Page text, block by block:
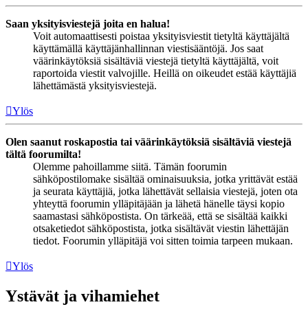
Saan yksityisviestejä joita en halua!
Voit automaattisesti poistaa yksityisviestit tietyltä käyttäjältä
käyttämällä käyttäjänhallinnan viestisääntöjä. Jos saat
väärinkäytöksiä sisältäviä viestejä tietyltä käyttäjältä, voit
raportoida viestit valvojille. Heillä on oikeudet estää käyttäjiä
lähettämästä yksityisviestejä.
Ylös
Olen saanut roskapostia tai väärinkäytöksiä sisältäviä viestejä
tältä foorumilta!
Olemme pahoillamme siitä. Tämän foorumin
sähköpostilomake sisältää ominaisuuksia, jotka yrittävät estää
ja seurata käyttäjiä, jotka lähettävät sellaisia viestejä, joten ota
yhteyttä foorumin ylläpitäjään ja lähetä hänelle täysi kopio
saamastasi sähköpostista. On tärkeää, että se sisältää kaikki
otsaketiedot sähköpostista, jotka sisältävät viestin lähettäjän
tiedot. Foorumin ylläpitäjä voi sitten toimia tarpeen mukaan.
Ylös
Ystävät ja vihamiehet